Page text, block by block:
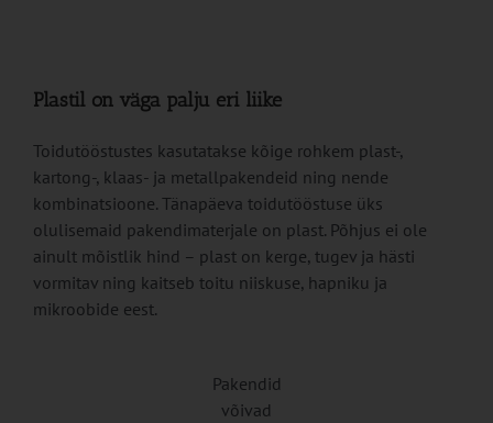
Plastil on väga palju eri liike
Toidutööstustes kasutatakse kõige rohkem plast-,
kartong-, klaas- ja metallpakendeid ning nende
kombinatsioone. Tänapäeva toidutööstuse üks
olulisemaid pakendimaterjale on plast. Põhjus ei ole
ainult mõistlik hind – plast on kerge, tugev ja hästi
vormitav ning kaitseb toitu niiskuse, hapniku ja
mikroobide eest.
Pakendid
võivad